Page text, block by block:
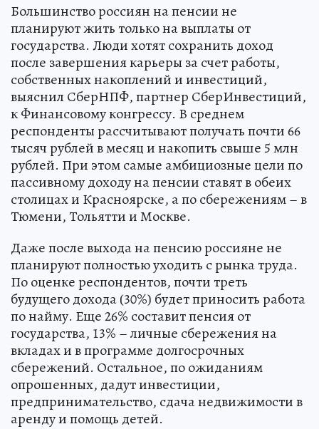
Большинство россиян на пенсии не
планируют жить только на выплаты от
государства. Люди хотят сохранить доход
после завершения карьеры за счет работы,
собственных накоплений и инвестиций,
выяснил СберНПФ, партнер СберИнвестиций,
к Финансовому конгрессу. В среднем
респонденты рассчитывают получать почти 66
тысяч рублей в месяц и накопить свыше 5 млн
рублей. При этом самые амбициозные цели по
пассивному доходу на пенсии ставят в обеих
столицах и Красноярске, а по сбережениям – в
Тюмени, Тольятти и Москве.
Даже после выхода на пенсию россияне не
планируют полностью уходить с рынка труда.
По оценке респондентов, почти треть
будущего дохода (30%) будет приносить работа
по найму. Еще 26% составит пенсия от
государства, 13% – личные сбережения на
вкладах и в программе долгосрочных
сбережений. Остальное, по ожиданиям
опрошенных, дадут инвестиции,
предпринимательство, сдача недвижимости в
аренду и помощь детей.